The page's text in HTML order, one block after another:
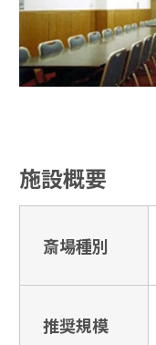
施設概要
斎場種別
推奨規模